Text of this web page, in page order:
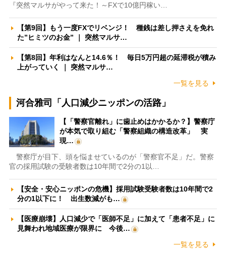
『突然マルサがやって来た！～FXで10億円稼い…
【第9回】もう一度FXでリベンジ！ 種銭は差し押さえを免れ
た”ヒミツのお金” ｜ 突然マルサ…
【第8回】年利はなんと14.6％！ 毎日5万円超の延滞税が積み
上がっていく ｜ 突然マルサ…
一覧を見る
河合雅司「人口減少ニッポンの活路」
【「警察官離れ」に歯止めはかかるか？】警察庁
が本気で取り組む「警察組織の構造改革」 実
現…
警察庁が目下、頭を悩ませているのが「警察官不足」だ。警察
官の採用試験の受験者数は10年間で2分の1以…
【安全・安心ニッポンの危機】採用試験受験者数は10年間で2
分の1以下に！ 出生数減がも…
【医療崩壊】人口減少で「医師不足」に加えて「患者不足」に
見舞われ地域医療が限界に 今後…
一覧を見る